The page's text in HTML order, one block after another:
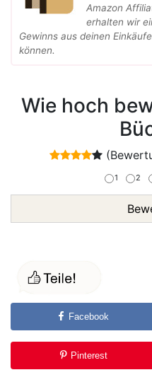
Amazon
erhalten wir
Gewinns aus deinen
können.
Wie hoch
1 2
Facebook
Pinterest